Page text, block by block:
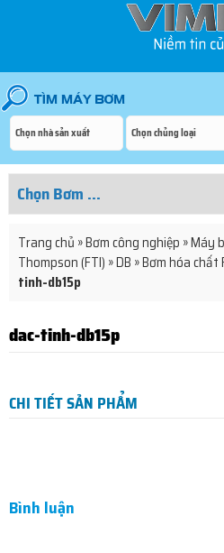
Trang chủ »Bơm công nghiệp »Máy
Thompson (FTI) »DB »Bơm hóa chất
tinh-db15p
dac-tinh-db15p
CHI TIẾT SẢN PHẨM
Bình luận